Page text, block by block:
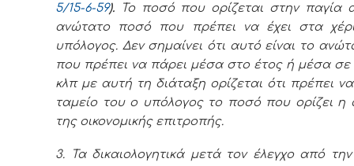
5/15-6-59).
Το ποσό που ορίζεται στην παγία
ανώτατο ποσό που πρέπει να έχει στα
υπόλογος. Δεν σημαίνει ότι αυτό είναι το
που πρέπει να πάρει μέσα στο έτος ή μέσα σε
κλπ με αυτή τη διάταξη ορίζεται ότι πρέπει
ταμείο του ο υπόλογος το ποσό που ορίζει
της οικονομικής επιτροπής.
3. Τα δικαιολογητικά μετά τον έλεγχο από